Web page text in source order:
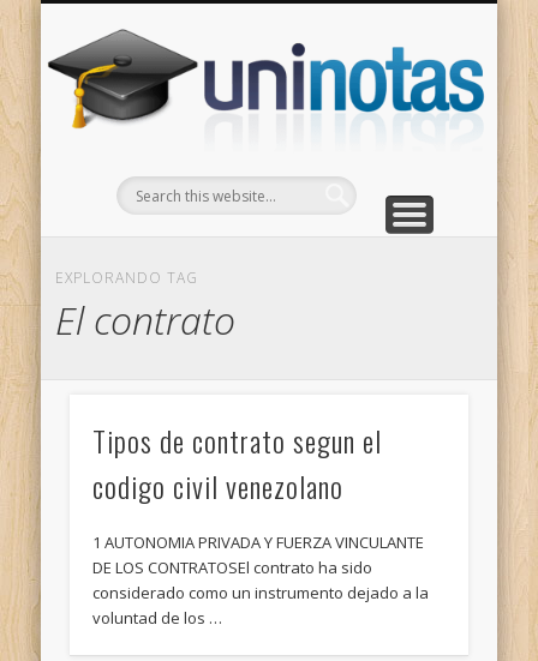
EXPLORANDO TAG
El contrato
Tipos de contrato segun el
codigo civil venezolano
1 AUTONOMIA PRIVADA Y FUERZA VINCULANTE
DE LOS CONTRATOSEl contrato ha sido
considerado como un instrumento dejado a la
voluntad de los …